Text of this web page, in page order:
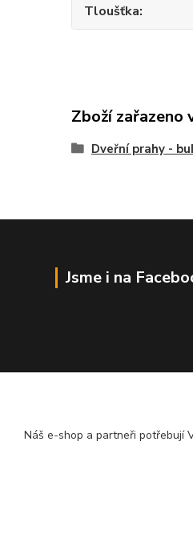
Tloušťka
Zboží zařazeno
Dveřní prahy -
Jsme i na
Náš e-shop a partneři potřebují